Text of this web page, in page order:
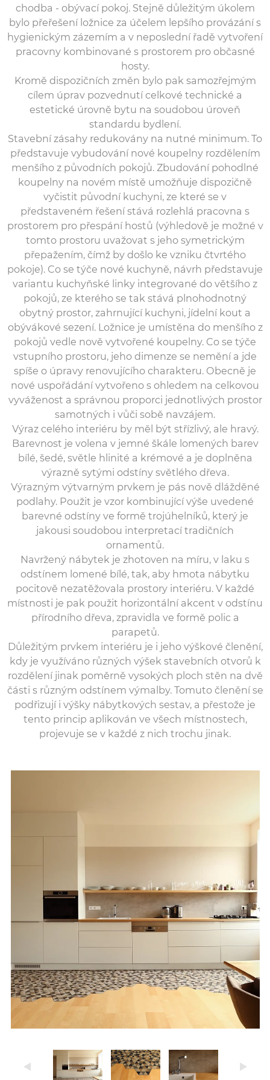
chodba - obývací pokoj. Stejně důležitým úkolem
bylo přeřešení ložnice za účelem lepšího provázání s
hygienickým zázemím a v neposlední řadě vytvoření
pracovny kombinované s prostorem pro občasné
hosty.
Kromě dispozičních změn bylo pak samozřejmým
cílem úprav pozvednutí celkové technické a
estetické úrovně bytu na soudobou úroveň
standardu bydlení.
Stavební zásahy redukovány na nutné minimum. To
představuje vybudování nové koupelny rozdělením
menšího z původních pokojů. Zbudování pohodlné
koupelny na novém místě umožňuje dispozičně
vyčistit původní kuchyni, ze které se v
představeném řešení stává rozlehlá pracovna s
prostorem pro přespání hostů (výhledově je možné v
tomto prostoru uvažovat s jeho symetrickým
přepažením, čímž by došlo ke vzniku čtvrtého
pokoje). Co se týče nové kuchyně, návrh představuje
variantu kuchyňské linky integrované do většího z
pokojů, ze kterého se tak stává plnohodnotný
obytný prostor, zahrnující kuchyni, jídelní kout a
obývákové sezení. Ložnice je umístěna do menšího z
pokojů vedle nově vytvořené koupelny. Co se týče
vstupního prostoru, jeho dimenze se nemění a jde
spíše o úpravy renovujícího charakteru. Obecně je
nové uspořádání vytvořeno s ohledem na celkovou
vyváženost a správnou proporci jednotlivých prostor
samotných i vůči sobě navzájem.
Výraz celého interiéru by měl být střízlivý, ale hravý.
Barevnost je volena v jemné škále lomených barev
bílé, šedé, světle hlinité a krémové a je doplněna
výrazně sytými odstíny světlého dřeva.
Výrazným výtvarným prvkem je pás nově dlážděné
podlahy. Použit je vzor kombinující výše uvedené
barevné odstíny ve formě trojúhelníků, který je
jakousi soudobou interpretací tradičních
ornamentů.
Navržený nábytek je zhotoven na míru, v laku s
odstínem lomené bílé, tak, aby hmota nábytku
pocitově nezatěžovala prostory interiéru. V každé
místnosti je pak použit horizontální akcent v odstínu
přírodního dřeva, zpravidla ve formě polic a
parapetů.
Důležitým prvkem interiéru je i jeho výškové členění,
kdy je využíváno různých výšek stavebních otvorů k
rozdělení jinak poměrně vysokých ploch stěn na dvě
části s různým odstínem výmalby. Tomuto členění se
podřizují i výšky nábytkových sestav, a přestože je
tento princip aplikován ve všech místnostech,
projevuje se v každé z nich trochu jinak.